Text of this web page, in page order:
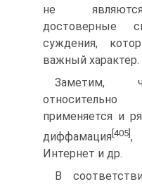
не являются
достоверные
суждения,
важный характер.
Заметим,
относительно
применяется и
диффамация [405] ,
Интернет и др.
В